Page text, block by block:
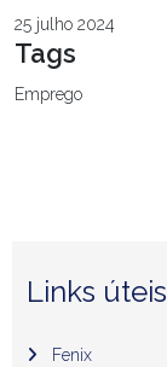
25 julho 2024
Tags
Emprego
Links úteis
Fenix